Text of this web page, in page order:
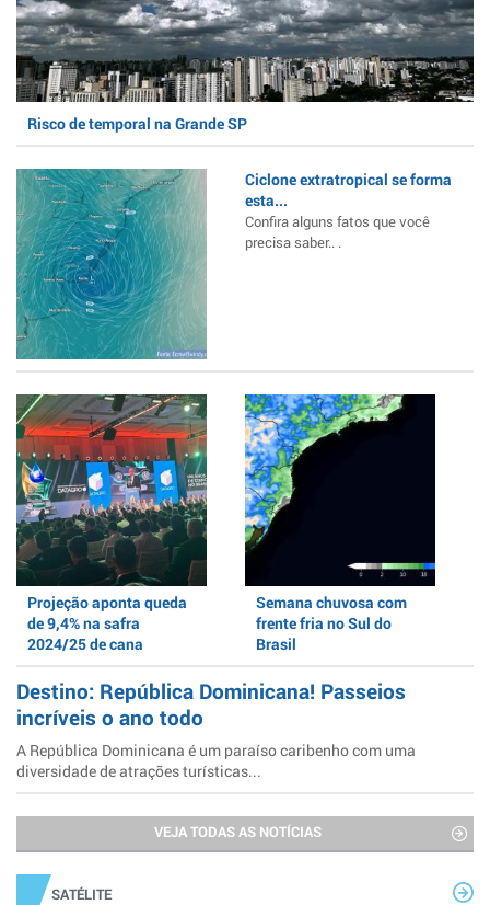
Risco de temporal na Grande SP
Ciclone extratropical se forma
esta...
Confira alguns fatos que você
precisa saber.. .
Projeção aponta queda
de 9,4% na safra
2024/25 de cana
Semana chuvosa com
frente fria no Sul do
Brasil
Destino: República Dominicana! Passeios
incríveis o ano todo
A República Dominicana é um paraíso caribenho com uma
diversidade de atrações turísticas...
VEJA TODAS AS NOTÍCIAS
SATÉLITE